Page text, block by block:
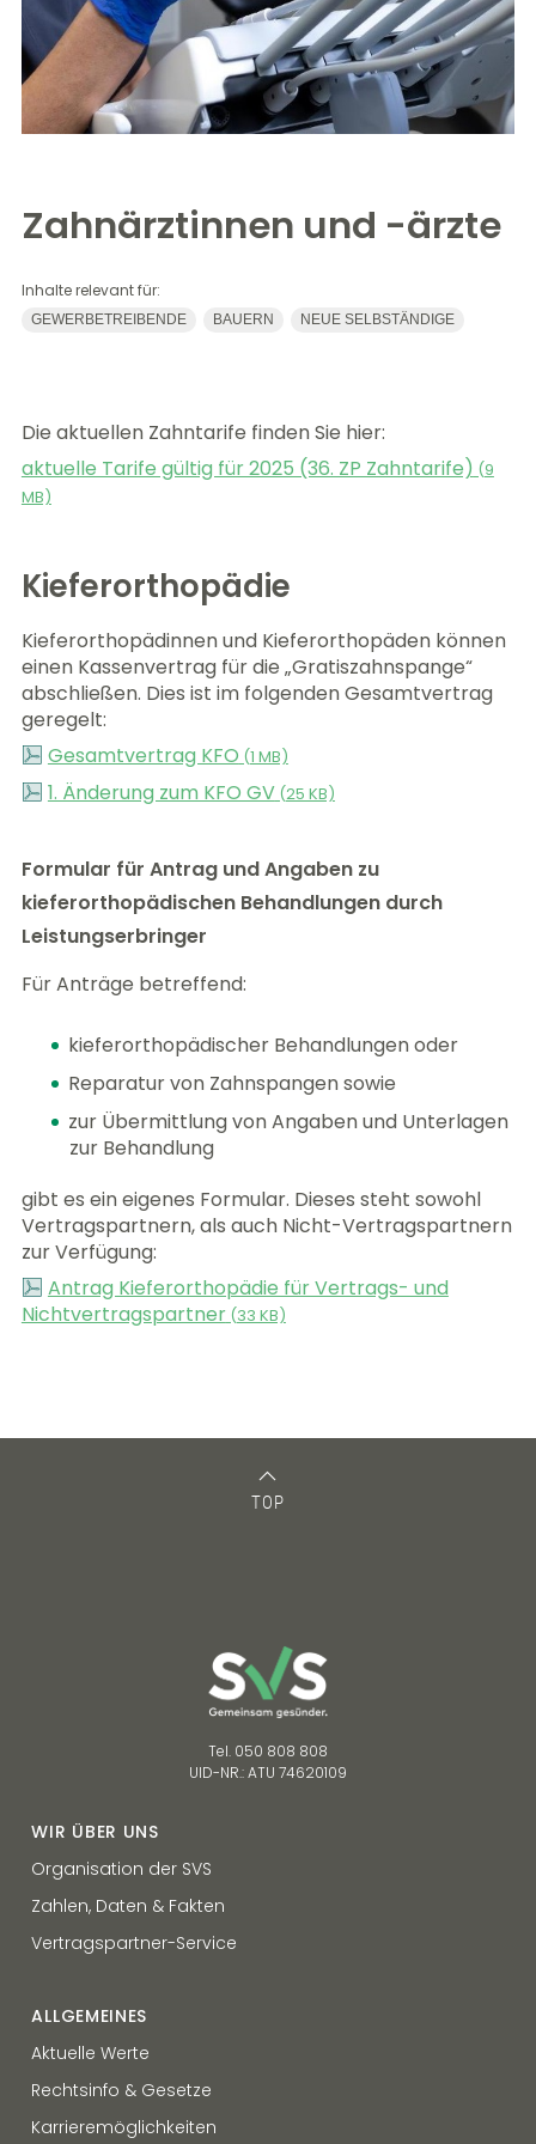
Zahnärztinnen und -ärzte
Inhalte relevant für:
GEWERBETREIBENDE BAUERN NEUE SELBSTÄNDIGE
Die aktuellen Zahntarife finden Sie hier:
aktuelle Tarife gültig für 2025 (36. ZP Zahntarife) (9
MB)
Kieferorthopädie
Kieferorthopädinnen und Kieferorthopäden können
einen Kassenvertrag für die „Gratiszahnspange“
abschließen. Dies ist im folgenden Gesamtvertrag
geregelt:
Gesamtvertrag KFO (1 MB)
1. Änderung zum KFO GV(25 KB)
Formular für Antrag und Angaben zu
kieferorthopädischen Behandlungen durch
Leistungserbringer
Für Anträge betreffend:
kieferorthopädischer Behandlungen oder
Reparatur von Zahnspangen sowie
zur Übermittlung von Angaben und Unterlagen
zur Behandlung
gibt es ein eigenes Formular. Dieses steht sowohl
Vertragspartnern, als auch Nicht-Vertragspartnern
zur Verfügung:
Antrag Kieferorthopädie für Vertrags- und
Nichtvertragspartner(33 KB)
TOP
Tel. 050 808 808
UID-NR.: ATU 74620109
WIR ÜBER UNS
Organisation der SVS
Zahlen, Daten & Fakten
Vertragspartner-Service
ALLGEMEINES
Aktuelle Werte
Rechtsinfo & Gesetze
Karrieremöglichkeiten